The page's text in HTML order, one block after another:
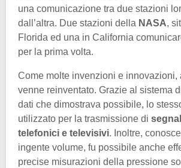
una comunicazione tra due stazioni
dall’altra. Due stazioni della NASA,
Florida ed una in California
per la prima volta.
Come molte invenzioni e innovazioni,
venne reinventato. Grazie al sistema
dati che dimostrava possibile, lo
utilizzato per la trasmissione di
telefonici e televisivi. Inoltre,
ingente volume, fu possibile anche
precise misurazioni della pressione